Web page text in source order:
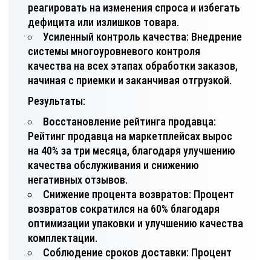
реагировать на изменения спроса и избегать
дефицита или излишков товара.
Усиленный контроль качества: Внедрение
системы многоуровневого контроля
качества на всех этапах обработки заказов,
начиная с приемки и заканчивая отгрузкой.
Результаты:
Восстановление рейтинга продавца:
Рейтинг продавца на маркетплейсах вырос
на 40% за три месяца, благодаря улучшению
качества обслуживания и снижению
негативных отзывов.
Снижение процента возвратов: Процент
возвратов сократился на 60% благодаря
оптимизации упаковки и улучшению качества
комплектации.
Соблюдение сроков доставки: Процент